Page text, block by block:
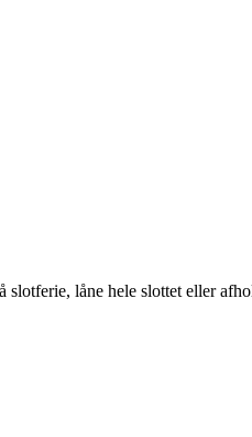
slotferie, låne hele slottet eller